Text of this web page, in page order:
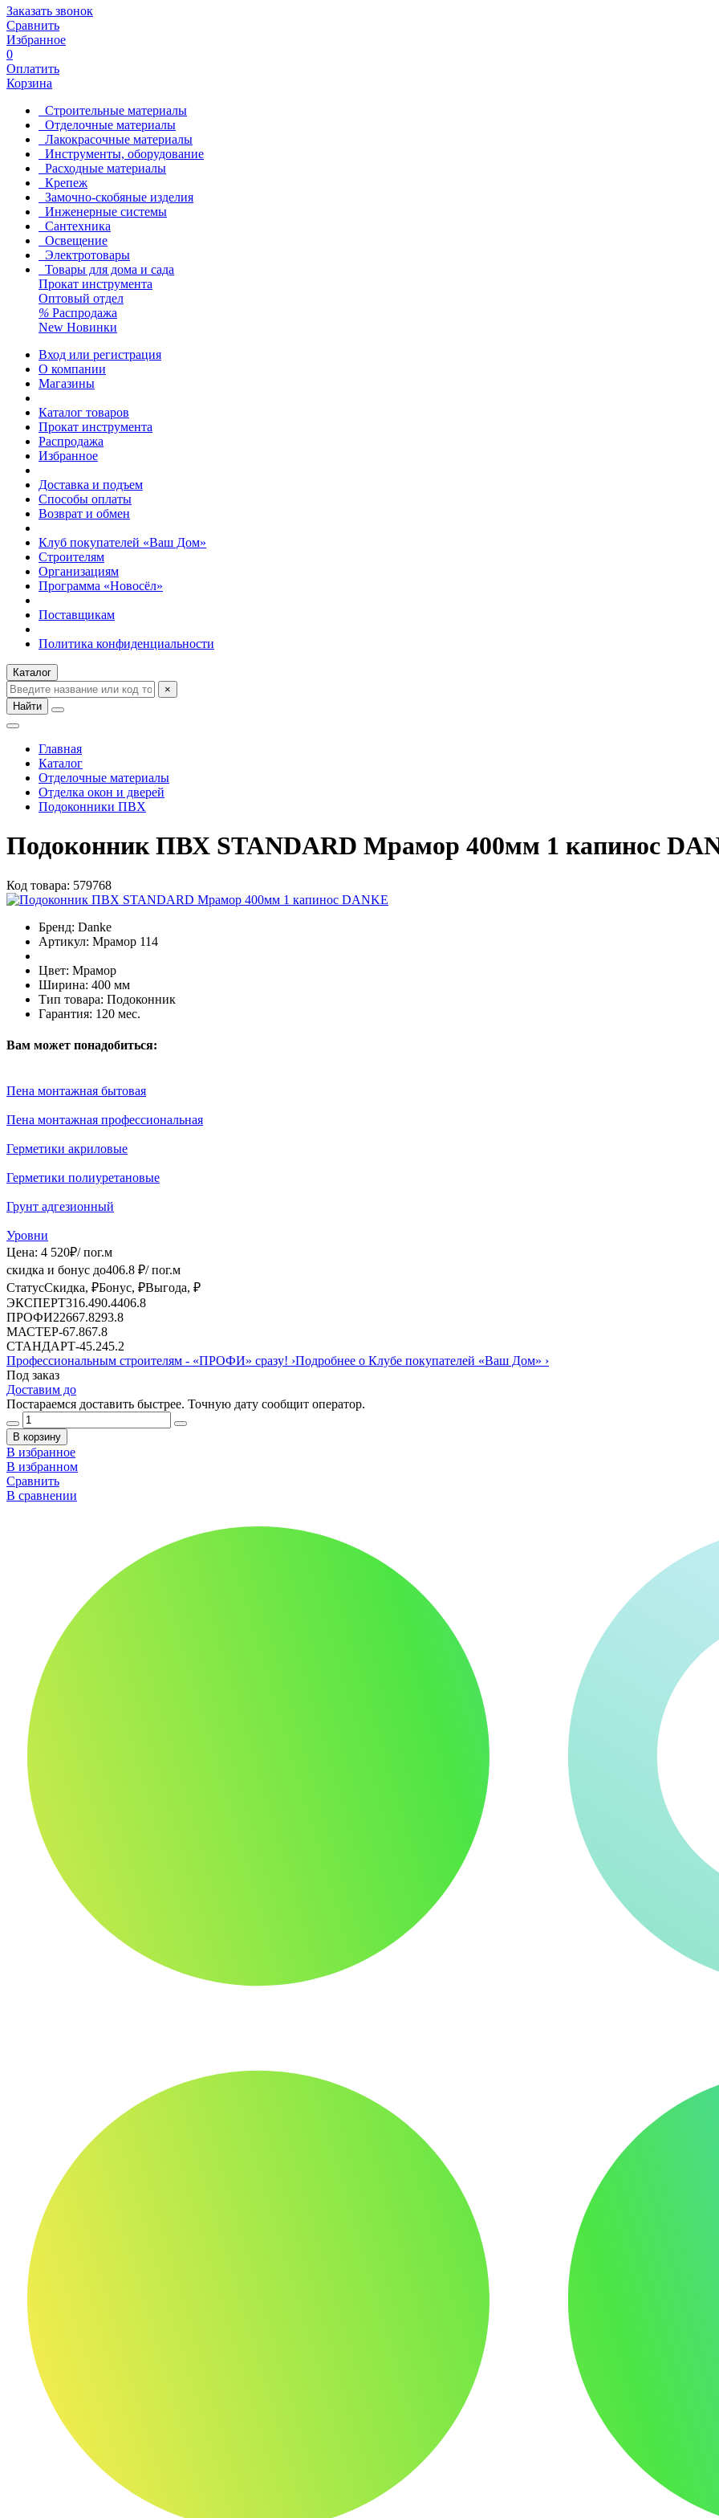
Заказать звонок
Сравнить
Избранное
0
Оплатить
Корзина
Строительные материалы
Отделочные материалы
Лакокрасочные материалы
Инструменты, оборудование
Расходные материалы
Крепеж
Замочно-скобяные изделия
Инженерные системы
Сантехника
Освещение
Электротовары
Товары для дома и сада
Прокат инструмента
Оптовый отдел
% Распродажа
New Новинки
Вход или регистрация
О компании
Магазины
Каталог товаров
Прокат инструмента
Распродажа
Избранное
Доставка и подъем
Способы оплаты
Возврат и обмен
Клуб покупателей «Ваш Дом»
Строителям
Организациям
Программа «Новосёл»
Поставщикам
Политика конфиденциальности
Каталог
×
Найти
Главная
Каталог
Отделочные материалы
Отделка окон и дверей
Подоконники ПВХ
Подоконник ПВХ STANDARD Мрамор 400мм 1 капинос
Код товара: 579768
Бренд: Danke
Артикул: Мрамор 114
Цвет: Мрамор
Ширина: 400 мм
Тип товара: Подоконник
Гарантия: 120 мес.
Вам может понадобиться:
Пена монтажная бытовая
Пена монтажная профессиональная
Герметики акриловые
Герметики полиуретановые
Грунт адгезионный
Уровни
Цена: 4 520₽/ пог.м
скидка и бонус до406.8 ₽/ пог.м
СтатусСкидка, ₽Бонус, ₽Выгода, ₽
ЭКСПЕРТ316.490.4406.8
ПРОФИ22667.8293.8
МАСТЕР-67.867.8
СТАНДАРТ-45.245.2
Профессиональным строителям - «ПРОФИ» сразу! ›Подробнее о Клубе покупателей «Ваш Дом» ›
Под заказ
Доставим до
Постараемся доставить быстрее. Точную дату сообщит оператор.
В корзину
В избранное
В избранном
Сравнить
В сравнении